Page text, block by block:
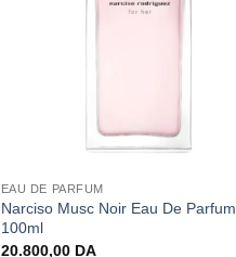
EAU DE PARFUM
Narciso Musc Noir Eau De Parfum
100ml
20.800,00 DA